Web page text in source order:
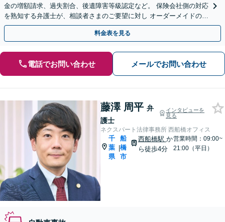
金の増額請求、過失割合、後遺障害等級認定など。 保険会社側の対応
を熟知する弁護士が、相談者さまのご要望に対し オーダーメイドの解
決策を提案します。【電話相談可】
料金表を見る
電話でお問い合わせ メールでお問い合わせ
藤澤 周平 弁
護士
インタビューを
見る
ネクスパート法律事務所 西船橋オフィス
千
葉
県
|
船
橋
市
西船橋駅 か
ら徒歩4分
営業時間：09:00~
21:00（平日）